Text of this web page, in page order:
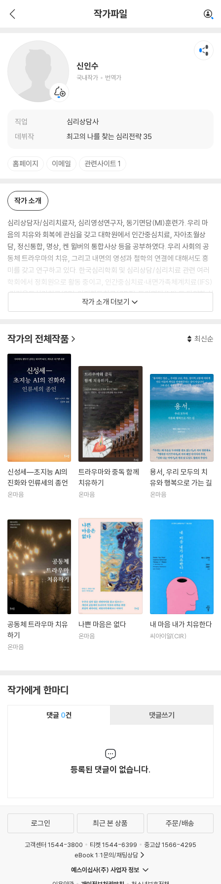
작가파일
신인수
국내작가 번역가
직업
심리상담사
데뷔작
최고의 나를 찾는 심리전략 35
홈페이지 이메일 관련사이트 1
작가 소개
심리상담자/심리치료자, 심리영성연구자, 동기면담(MI)훈련가. 우리 마
음의 치유와 회복에 관심을 갖고 대학원에서 인간중심치료, 자아초월상
담, 정신통합, 명상, 켄 윌버의 통합사상 등을 공부하였다. 우리 사회의 공
동체 트라우마의 치유, 그리고 내면의 영성과 철학의 연결에 대해서도 흥
미를 갖고 연구하고 있다. 한국심리학회 및 심리상담/심리치료 관련 여러
학회에서 정회원으로 활동 중이고, 인간중심치료·내면가족체계치료(IFS)
·감각운동심리치료(SP)·인지행동치료(CBT)·동기면담(MI) 등 다양한 심
리상담/심리치료 훈련을 받아왔으며, 법무부와 서울대 대학생활문화원,
리상담/심리치료 서비스를 제공하고 있다.
관련 역저서로는 논문 『기적수업 수행 경험에 대한 현상학적 연구』와 함께
『자아초월심리학 핸드북』, 『나쁜 마음은 없다: 누구나 상처 입은 내면아이
를 품고 있으니―개인과 공동체의 트라우마 치유와 회복을 위한 희망의
패러다임, 내면가족체계(IFS) 이야기』, 『내면가족체계(IFS) 치료모델: 우
울, 불안, PTSD, 약물남용에 관한 트라우마 전문 치료 기술훈련 안내서』,
『내면가족체계IFS 기반 커플 및 부부치료IFIO: 수치심의 트라우마에서 친
밀감 회복으로』, 『아동과 함께하는 내면가족체계치료』, 『최고의 나를 찾는
심리전략: 트라우마와 중독을 넘어 치유와 성장으로』, 『내 마음 내가 치유
한다: 알기 쉬운 인지행동치료CBT』, 『내 마음 내가 치유한다: 7주간의 인
지행동치료(CBT) 치유 여정』 등 다수의 공역서가 있다. 아울러 제럴드 G.
잼폴스키의 『용서, 우리 모두의 치유와 행복으로 가는 길』, 토마스 휴블의
『공동체 트라우마 치유하기: 대물림되는 사회문화적 상처의 치유와 통합』,
리처드 바크의 영성소설 『환상: 어느 마지못한 메시아의 모험―《갈매기의
의 종언』을 옮겼다.
이메일: wholemind.cp@gmail.com
블로그: blog.naver.com/wholemindcounseling
최근작 : <신성세?초지능 AI의 진화와 인류세의 종언>, <트라우마와 중독
함께 치유하기> 등
작가 소개 더보기
작가의 전체작품 최신순
신성세―초지능 AI의
진화와 인류세의 종언
온마음
트라우마와 중독 함께
치유하기
온마음
용서, 우리 모두의 치
유와 행복으로 가는 길
온마음
공동체 트라우마 치유
하기
온마음
나쁜 마음은 없다
온마음
내 마음 내가 치유한다
씨아이알(CIR)
작가에게 한마디
댓글 0건 댓글쓰기
등록된 댓글이 없습니다.
로그인 최근 본 상품 주문/배송
고객센터 1544-3800 티켓 1544-6399
중고샵 1566-4295
eBook 1:1문의/채팅상담
예스이십사(주) 사업자 정보